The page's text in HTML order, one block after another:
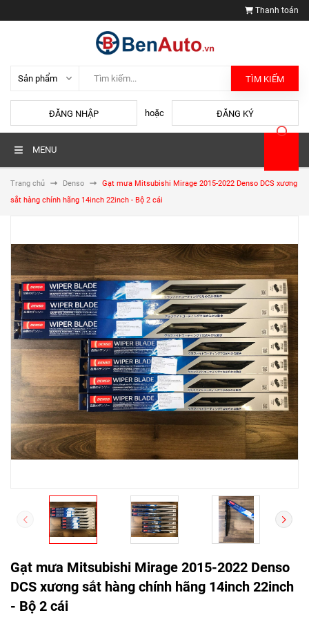
Thanh toán
TÌM KIẾM
ĐĂNG NHẬP hoặc ĐĂNG KÝ
MENU
Trang chủ Denso
Gạt mưa Mitsubishi Mirage 2015-2022 Denso DCS xương
sắt hàng chính hãng 14inch 22inch - Bộ 2 cái
Gạt mưa Mitsubishi Mirage 2015-2022 Denso
DCS xương sắt hàng chính hãng 14inch 22inch
- Bộ 2 cái